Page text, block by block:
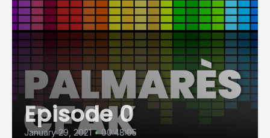
Episode 0
January 29, 2021 • 00:48:05